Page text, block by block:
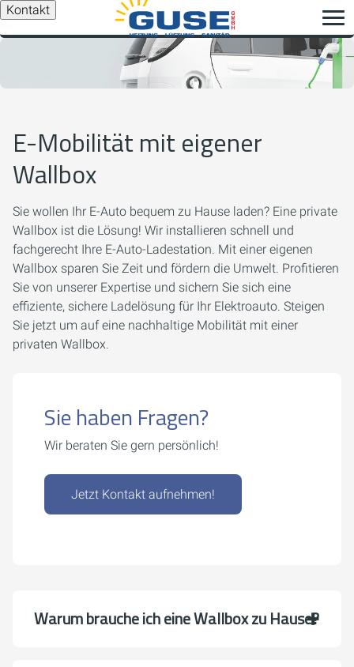
Kontakt
E-Mobilität mit eigener
Wallbox
Sie wollen Ihr E-Auto bequem zu Hause laden? Eine private
Wallbox ist die Lösung! Wir installieren schnell und
fachgerecht Ihre E-Auto-Ladestation. Mit einer eigenen
Wallbox sparen Sie Zeit und fördern die Umwelt. Profitieren
Sie von unserer Expertise und sichern Sie sich eine
effiziente, sichere Ladelösung für Ihr Elektroauto. Steigen
Sie jetzt um auf eine nachhaltige Mobilität mit einer
privaten Wallbox.
Sie haben Fragen?
Wir beraten Sie gern persönlich!
Jetzt Kontakt aufnehmen!
Warum brauche ich eine Wallbox zu Hause?